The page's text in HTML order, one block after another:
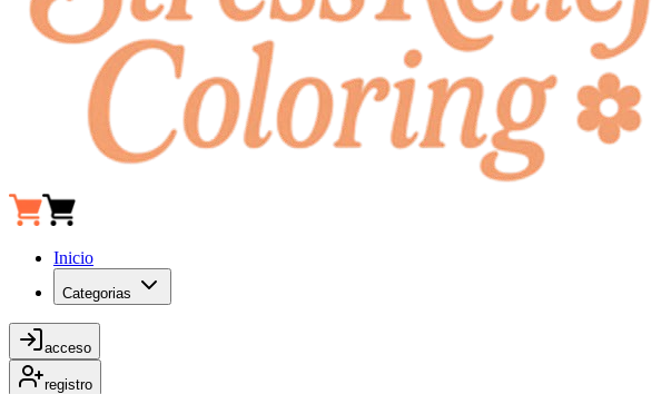
Inicio
Categorias
acceso
registro